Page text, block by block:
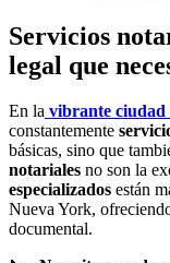
Servicios
legal que
En la vibrante ciudad
constantemente
básicas, sino que
notariales no son la
especializados están
Nueva York,
documental.